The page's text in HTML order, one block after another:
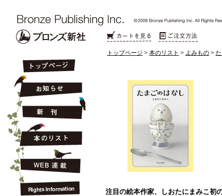
トップページ > 本のリスト > よみもの >
注目の絵本作家、しおたにまみこ初